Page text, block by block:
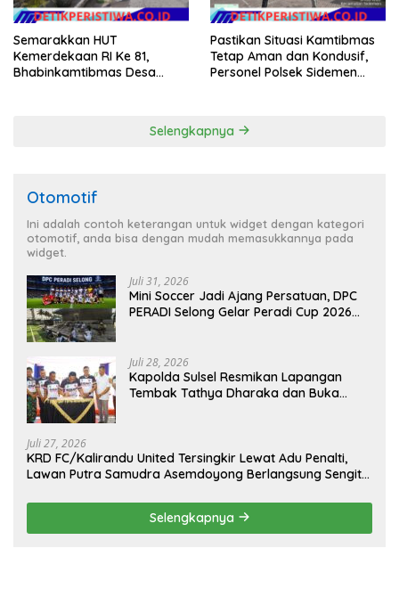
Semarakkan HUT
Kemerdekaan RI Ke 81,
Bhabinkamtibmas Desa
Pastikan Situasi Kamtibmas
Tetap Aman dan Kondusif,
Personel Polsek Sidemen
Selengkapnya
Otomotif
Ini adalah contoh keterangan untuk widget dengan kategori
otomotif, anda bisa dengan mudah memasukkannya pada
widget.
Juli 31, 2026
Mini Soccer Jadi Ajang Persatuan, DPC
PERADI Selong Gelar Peradi Cup 2026
Juli 28, 2026
Kapolda Sulsel Resmikan Lapangan
Tembak Tathya Dharaka dan Buka
Juli 27, 2026
KRD FC/Kalirandu United Tersingkir Lewat Adu Penalti,
Lawan Putra Samudra Asemdoyong Berlangsung Sengit
Selengkapnya